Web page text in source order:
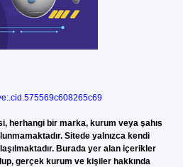
herhangi bir marka, kurum veya şahıs
Sitede yalnızca kendi
Burada yer alan içerikler
gerçek kurum ve kişiler hakkında